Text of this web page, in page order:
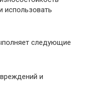
использовать
следующие
и